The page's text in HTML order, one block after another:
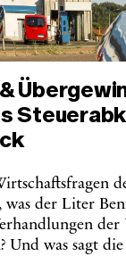
der Liter
der
Und was sagt